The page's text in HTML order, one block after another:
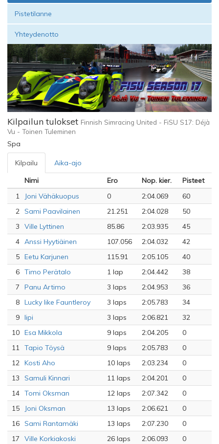
Pistetilanne
Yhteydenotto
Kilpailun tulokset Finnish Simracing United - FiSU S17: Déjà
Vu - Toinen Tuleminen
Spa
Kilpailu
Aika-ajo
Nimi
Ero Nop. kier.
Pisteet
1
Joni Vähäkuopus 0 2:04.069
60
2 Sami Paavilainen 21.251 2:04.028
50
3
Ville Lyttinen 85.86 2:03.935
45
4 Anssi Hyytiäinen 107.056 2:04.032
42
5 Eetu Karjunen 115.91 2:05.105
40
6 Timo Perätalo 1 lap 2:04.442
38
7
Panu Artimo 3 laps 2:04.953
36
8 Lucky like Fauntleroy 3 laps 2:05.783
34
9 lipi 3 laps 2:06.821
32
10 Esa Mikkola 9 laps 2:04.205
0
11 Tapio Töysä 9 laps 2:05.783
0
12 Kosti Aho 10 laps 2:03.234
0
13
Samuli Kinnari 11 laps 2:04.201
0
14 Tomi Oksman 12 laps 2:07.342
0
15
Joni Oksman 13 laps 2:06.621
0
16 Sami Rantamäki 13 laps 2:07.230
0
17
Ville Korkiakoski 26 laps 2:06.093
0